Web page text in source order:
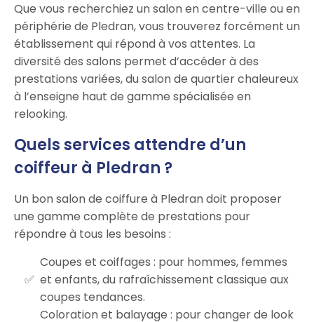
Que vous recherchiez un salon en centre-ville ou en
périphérie de Pledran, vous trouverez forcément un
établissement qui répond à vos attentes. La
diversité des salons permet d’accéder à des
prestations variées, du salon de quartier chaleureux
à l’enseigne haut de gamme spécialisée en
relooking.
Quels services attendre d’un
coiffeur à Pledran ?
Un bon salon de coiffure à Pledran doit proposer
une gamme complète de prestations pour
répondre à tous les besoins :
Coupes et coiffages : pour hommes, femmes
et enfants, du rafraîchissement classique aux
coupes tendances.
Coloration et balayage : pour changer de look